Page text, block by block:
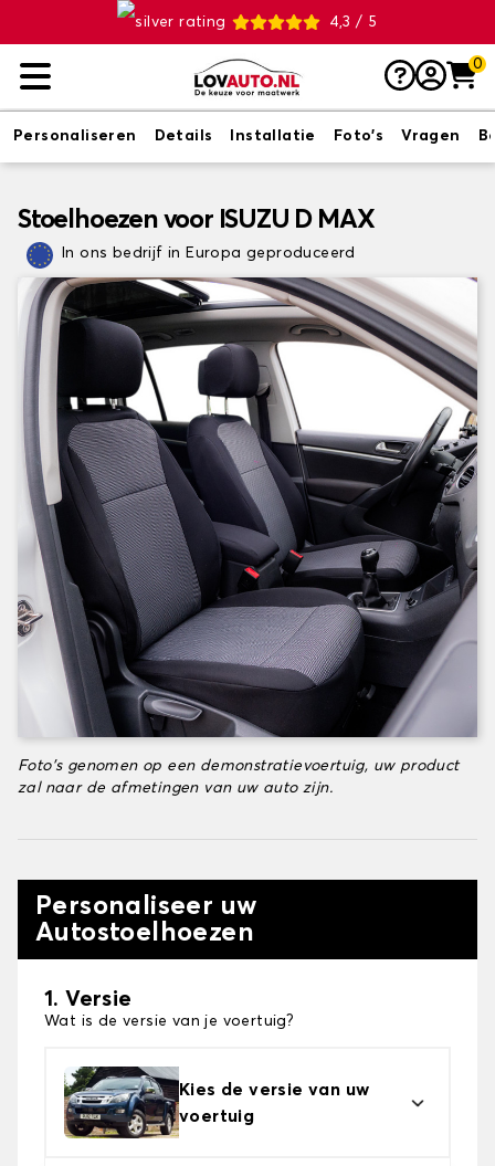
4,3 / 5
0
Personaliseren Details Installatie Foto's Vragen
Stoelhoezen voor ISUZU D MAX
In ons bedrijf in Europa geproduceerd
Foto's genomen op een demonstratievoertuig, uw product
zal naar de afmetingen van uw auto zijn.
Personaliseer uw
Autostoelhoezen
1. Versie
Wat is de versie van je voertuig?
Kies de versie van uw
voertuig